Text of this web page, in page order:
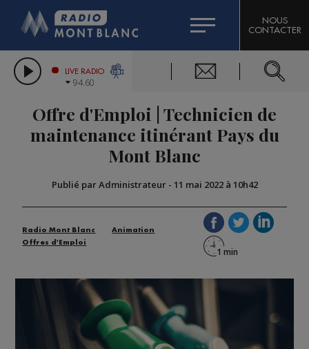
LES CHRONIQUES DE L'EXPERT
CITIZEN MACHINERY
GRAND MASSIF DOMAINES SKIABLES
BIGARD
COMPAGNIE DU MONT-BLANC
NOUS
CONTACTER
LIVE RADIO
94.60
Offre d'Emploi | Technicien de
maintenance itinérant Pays du
Mont Blanc
Publié par Administrateur- 11 mai 2022 à 10h42
Radio Mont Blanc
Animation
Offres d'Emploi